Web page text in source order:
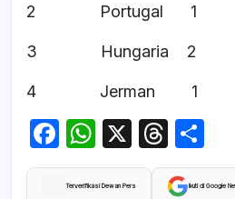
2
3 Hungaria
4 Jerman
F
a
c
W
h
at
X
T
hr
e
h
ar
Terverifikasi Dewan Pers Ikuti di Google